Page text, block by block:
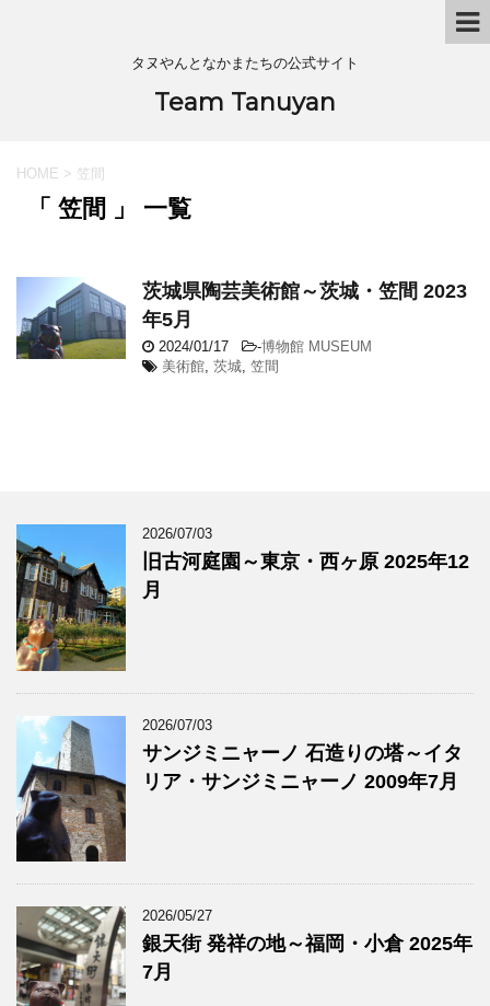
タヌやんとなかまたちの公式サイト
Team Tanuyan
HOME > 笠間
「 笠間 」 一覧
茨城県陶芸美術館～茨城・笠間 2023
年5月
2024/01/17 -博物館 MUSEUM
美術館, 茨城, 笠間
2026/07/03
旧古河庭園～東京・西ヶ原 2025年12
月
2026/07/03
サンジミニャーノ 石造りの塔～イタ
リア・サンジミニャーノ 2009年7月
2026/05/27
銀天街 発祥の地～福岡・小倉 2025年
7月